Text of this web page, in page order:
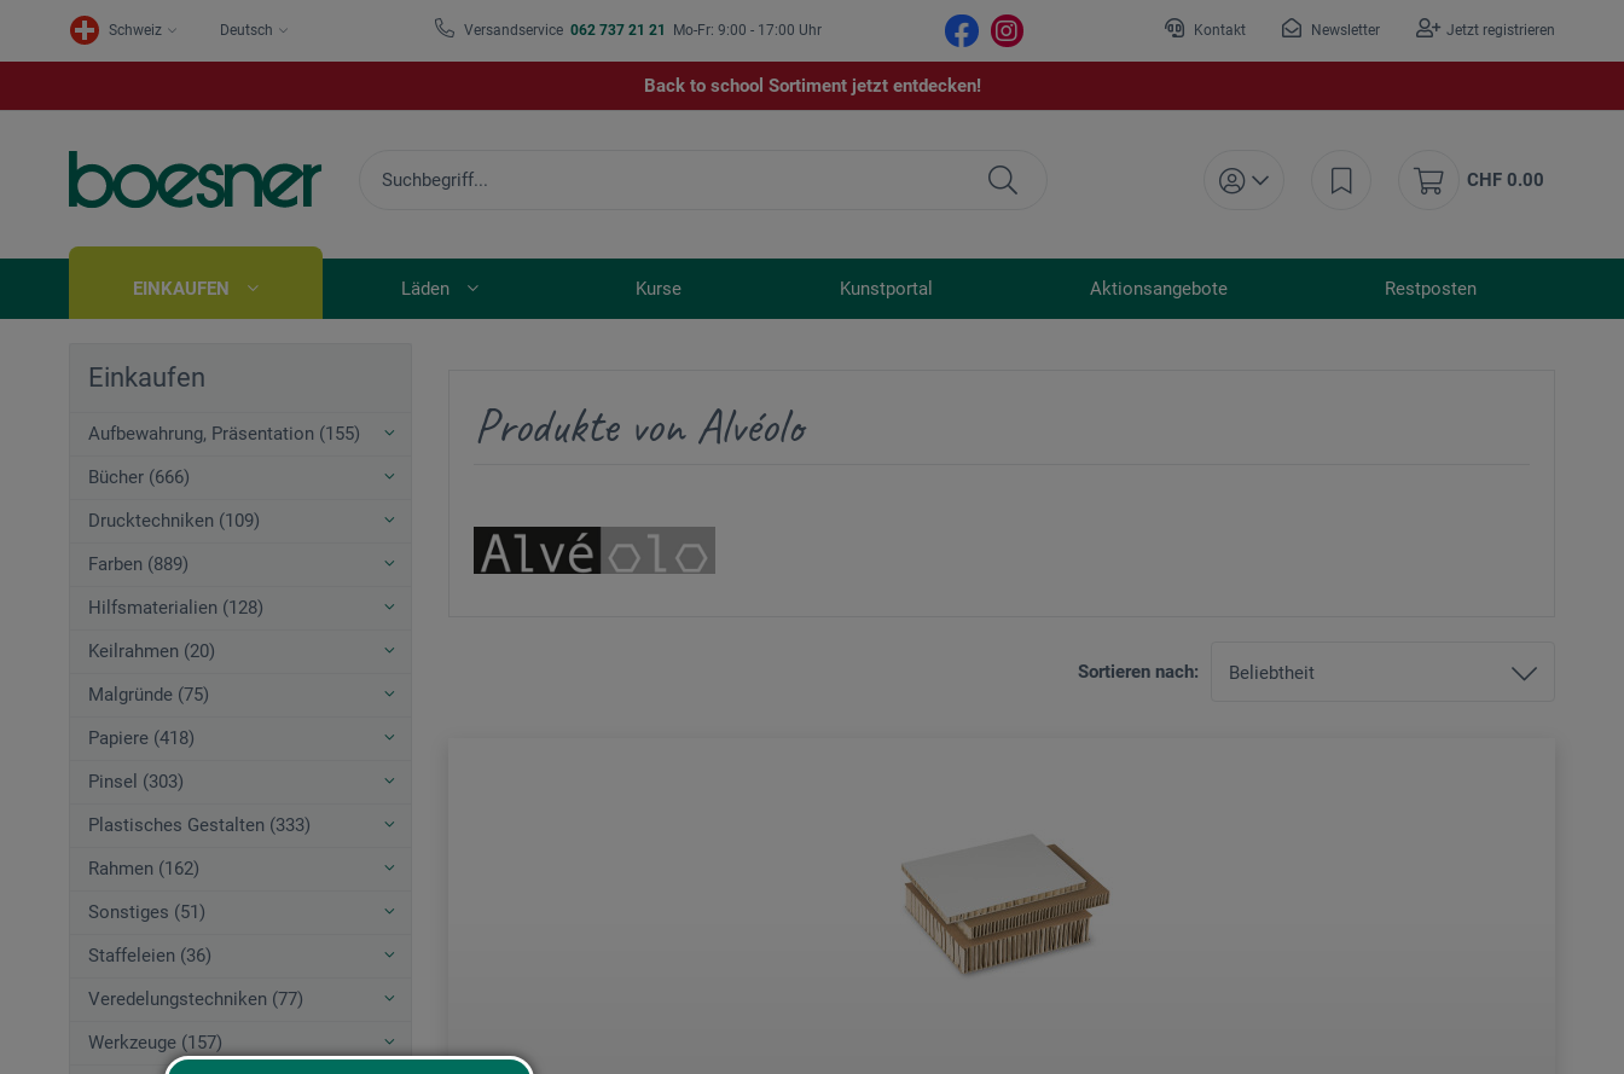
Schweiz Deutsch Versandservice 062 737 21 21 Mo-Fr: 9:00 - 17:00 Uhr Kontakt Newsletter Jetzt registrieren
Back to school Sortiment jetzt entdecken!
CHF 0.00
EINKAUFEN Läden Kurse Kunstportal Aktionsangebote Restposten
Einkaufen
Aufbewahrung, Präsentation (155)
Bücher (666)
Drucktechniken (109)
Farben (889)
Hilfsmaterialien (128)
Keilrahmen (20)
Malgründe (75)
Papiere (418)
Pinsel (303)
Plastisches Gestalten (333)
Rahmen (162)
Sonstiges (51)
Staffeleien (36)
Veredelungstechniken (77)
Werkzeuge (157)
Produkte von Alvéolo
Sortieren nach: